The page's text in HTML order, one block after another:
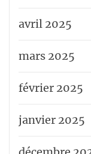
avril 2025
mars 2025
février 2025
janvier 2025